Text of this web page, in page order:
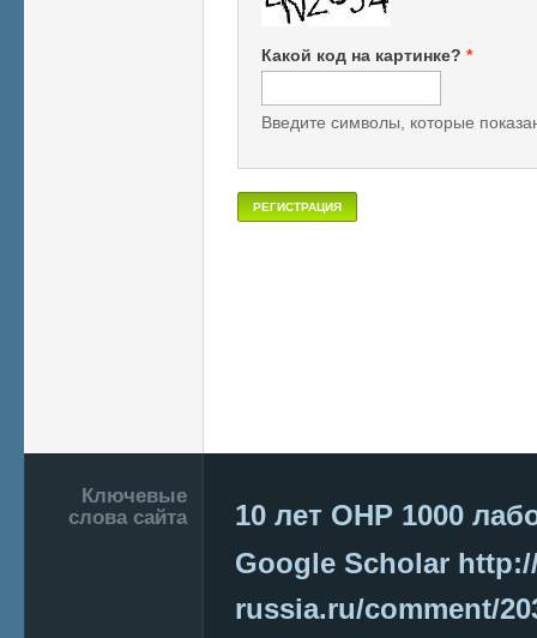
Какой код на картинке? *
Введите символы, которые
Подвал
Ключевые
слова сайта
10 лет ОНР 1000
Google Scholar
russia.ru/comment/